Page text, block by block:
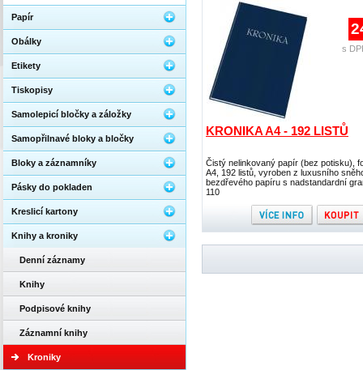
KRONIKA A4 - 192 LISTŮ
Čistý nelinkovaný papír (bez potisku),
A4, 192 listů, vyroben z luxusního
bezdřevého papíru s nadstandardní
110
s
Papír
Obálky
Etikety
Tiskopisy
Samolepicí bločky a záložky
Samopřilnavé bloky a bločky
Bloky a záznamníky
Pásky do pokladen
Kreslicí kartony
Knihy a kroniky
Denní záznamy
Knihy
Podpisové knihy
Záznamní knihy
Kroniky